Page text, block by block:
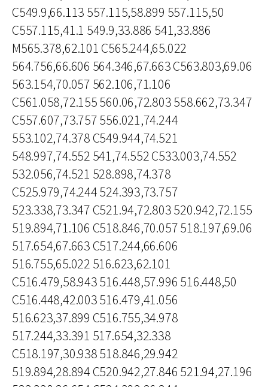
C549.9,66.113 557.115,58.899 557.115,50
C557.115,41.1 549.9,33.886 541,33.886
M565.378,62.101 C565.244,65.022
564.756,66.606 564.346,67.663 C563.803,69.06
563.154,70.057 562.106,71.106
C561.058,72.155 560.06,72.803 558.662,73.347
C557.607,73.757 556.021,74.244
553.102,74.378 C549.944,74.521
548.997,74.552 541,74.552 C533.003,74.552
532.056,74.521 528.898,74.378
C525.979,74.244 524.393,73.757
523.338,73.347 C521.94,72.803 520.942,72.155
519.894,71.106 C518.846,70.057 518.197,69.06
517.654,67.663 C517.244,66.606
516.755,65.022 516.623,62.101
C516.479,58.943 516.448,57.996 516.448,50
C516.448,42.003 516.479,41.056
516.623,37.899 C516.755,34.978
517.244,33.391 517.654,32.338
C518.197,30.938 518.846,29.942
519.894,28.894 C520.942,27.846 521.94,27.196